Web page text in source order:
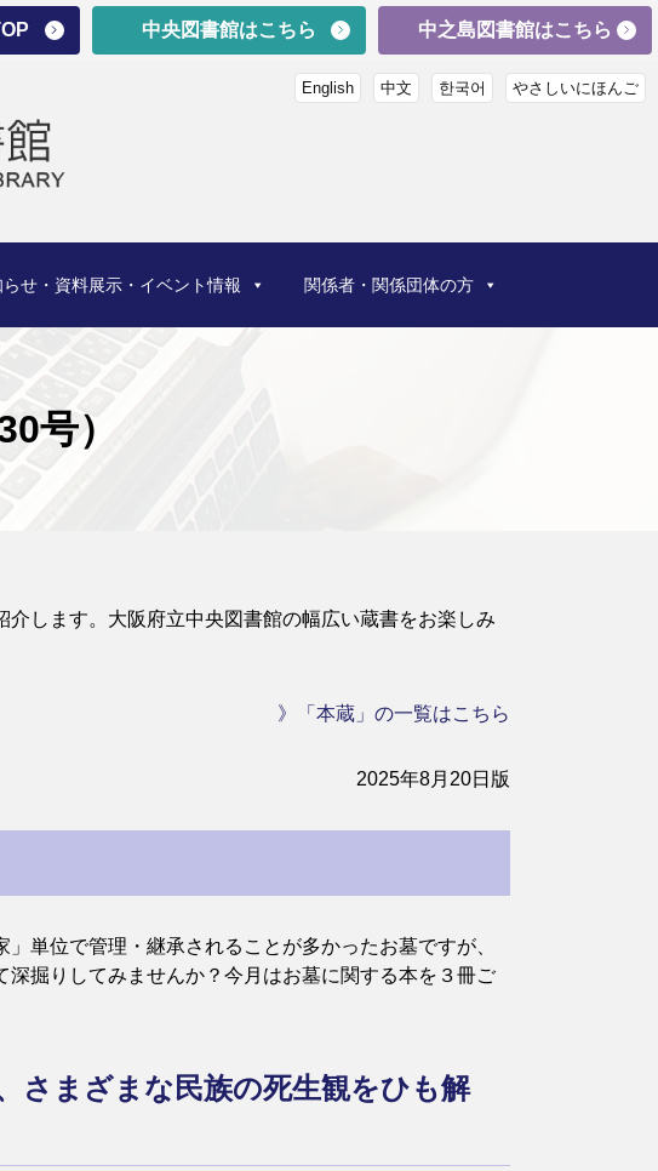
English 中文 한국어 やさしいにほんご
らせ・資料展示・イベント情報 関係者・関係団体の方
中央図書館はこちら 中之島図書館はこちら
号）
します。大阪府立中央図書館の幅広い蔵書をお楽しみ
》「本蔵」の一覧はこちら
2025年8月20日版
単位で管理・継承されることが多かったお墓ですが、
掘りしてみませんか？今月はお墓に関する本を３冊ご
さまざまな民族の死生観をひも解